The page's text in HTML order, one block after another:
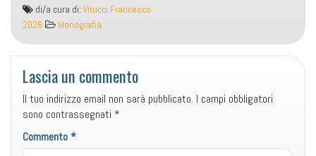
“Il
detective
e
la
filastrocca
demoniaca”
di
Seishi
Yokomizo
di/a cura di: Vitucci Francesco
2026
Monografia
Lascia un commento
Il tuo indirizzo email non sarà pubblicato. I campi obbligatori
sono contrassegnati *
Commento*